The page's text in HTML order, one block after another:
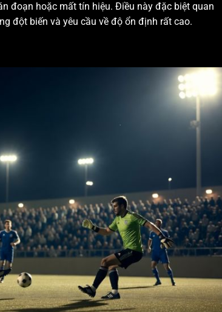
đoạn hoặc mất tín hiệu. Điều này đặc biệt quan
đột biến và yêu cầu về độ ổn định rất cao.